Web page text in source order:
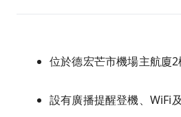
位於德宏芒市機場主航廈
設有廣播提醒登機、WiFi